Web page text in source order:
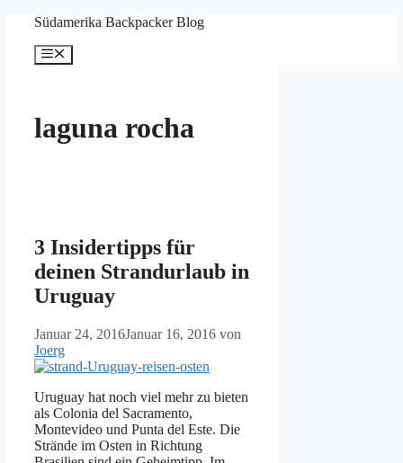
springen
Südamerika Backpacker Blog
Menü
laguna rocha
3 Insidertipps für
deinen Strandurlaub in
Uruguay
Januar 24, 2016Januar 16, 2016 von
Joerg
Uruguay hat noch viel mehr zu bieten
als Colonia del Sacramento,
Montevideo und Punta del Este. Die
Strände im Osten in Richtung